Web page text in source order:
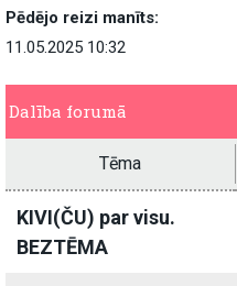
Pēdējo reizi manīts:
11.05.2025 10:32
Dalība forumā
Tēma
KIVI(ČU) par visu.
BEZTĒMA